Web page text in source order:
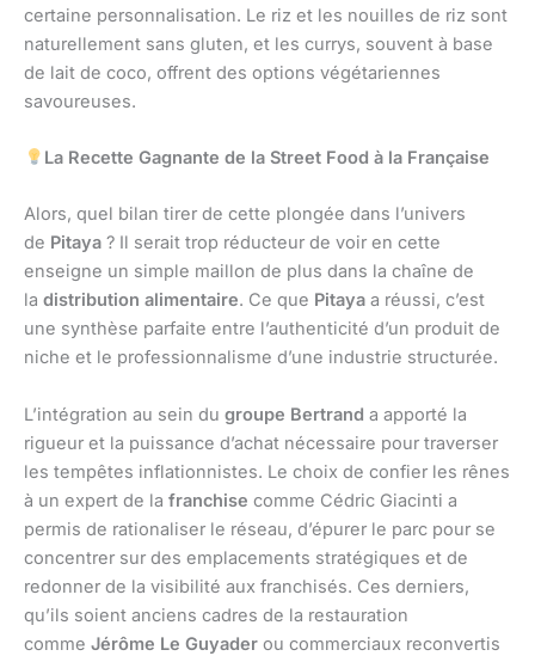
certaine personnalisation. Le riz et les nouilles de riz sont
naturellement sans gluten, et les currys, souvent à base
de lait de coco, offrent des options végétariennes
savoureuses.
La Recette Gagnante de la Street Food à la Française
Alors, quel bilan tirer de cette plongée dans l’univers
de Pitaya ? Il serait trop réducteur de voir en cette
enseigne un simple maillon de plus dans la chaîne de
la distribution alimentaire. Ce que Pitaya a réussi, c’est
une synthèse parfaite entre l’authenticité d’un produit de
niche et le professionnalisme d’une industrie structurée.
L’intégration au sein du groupe Bertrand a apporté la
rigueur et la puissance d’achat nécessaire pour traverser
les tempêtes inflationnistes. Le choix de confier les rênes
à un expert de la franchise comme Cédric Giacinti a
permis de rationaliser le réseau, d’épurer le parc pour se
concentrer sur des emplacements stratégiques et de
redonner de la visibilité aux franchisés. Ces derniers,
qu’ils soient anciens cadres de la restauration
comme Jérôme Le Guyader ou commerciaux reconvertis